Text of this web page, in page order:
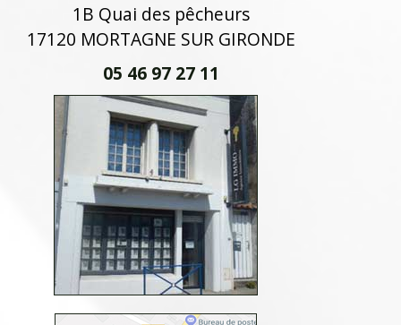
1B Quai des pêcheurs
17120 MORTAGNE SUR GIRONDE
05 46 97 27 11